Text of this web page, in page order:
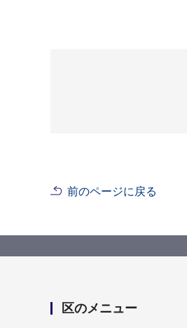
前のページに戻る
区のメニュー